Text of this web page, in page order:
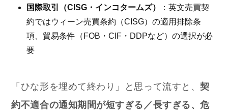
国際取引（CISG・インコタームズ）
：英文売買契
約ではウィーン売買条約（CISG）の適用排除条
項、貿易条件（FOB・CIF・DDPなど）の選択が必
要
「ひな形を埋めて終わり」と思って流すと、契
約不適合の通知期間が短すぎる／長すぎる、危